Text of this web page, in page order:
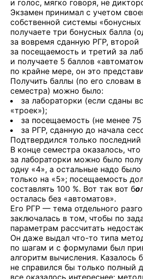
и голос, мягко говоря, не
Экзамен принимал с учетом
собственной системы
получаете три бонусных балла
за вовремя сданную РГР, второй
за посещаемость и третий за
и получаете 5 баллов
по крайне мере, он это
Получить баллы (по его словам в
семестра) можно было:
за лабораторки (если сданы
«троек»);
за посещаемость (не менее 75
за РГР, сданную до начала
Подтвердился только последний
В конце семестра оказалось, что
за лабораторки можно было
одну «4», а остальные надо было
только на «5»; посещаемость
составлять 100 %. Вот так вот бо
осталась без «автоматов».
Его РГР — тема отдельного
заключалась в том, чтобы по
параметрам рассчитать
Он даже выдал что-то типа
по шагам и с формулами был
алгоритм вычисления. Казалось
не справился бы только полный
все оказалось интереснее: